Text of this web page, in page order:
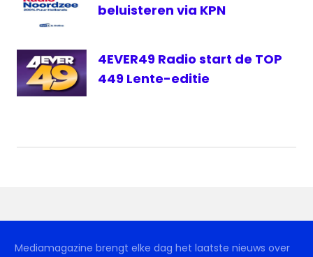
beluisteren via KPN
4EVER49 Radio start de TOP
449 Lente-editie
Mediamagazine brengt elke dag het laatste nieuws over